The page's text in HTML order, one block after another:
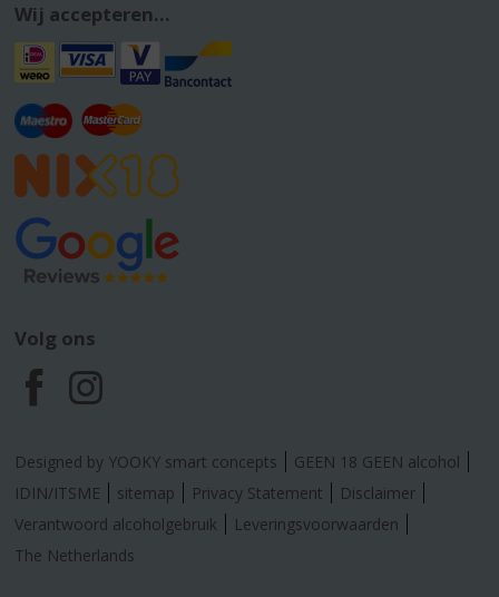
Wij accepteren...
Volg ons
F
a
c
e
I
n
s
t
Designed by YOOKY smart concepts
GEEN 18 GEEN alcohol
IDIN/ITSME
sitemap Privacy Statement
Disclaimer
Verantwoord alcoholgebruik
Leveringsvoorwaarden
The Netherlands